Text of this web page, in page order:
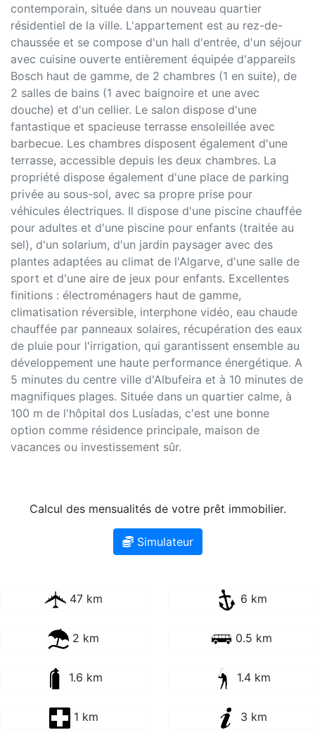
contemporain, située dans un nouveau quartier
résidentiel de la ville. L'appartement est au rez-de-
chaussée et se compose d'un hall d'entrée, d'un séjour
avec cuisine ouverte entièrement équipée d'appareils
Bosch haut de gamme, de 2 chambres (1 en suite), de
2 salles de bains (1 avec baignoire et une avec
douche) et d'un cellier. Le salon dispose d'une
fantastique et spacieuse terrasse ensoleillée avec
barbecue. Les chambres disposent également d'une
terrasse, accessible depuis les deux chambres. La
propriété dispose également d'une place de parking
privée au sous-sol, avec sa propre prise pour
véhicules électriques. Il dispose d'une piscine chauffée
pour adultes et d'une piscine pour enfants (traitée au
sel), d'un solarium, d'un jardin paysager avec des
plantes adaptées au climat de l'Algarve, d'une salle de
sport et d'une aire de jeux pour enfants. Excellentes
finitions : électroménagers haut de gamme,
climatisation réversible, interphone vidéo, eau chaude
chauffée par panneaux solaires, récupération des eaux
de pluie pour l'irrigation, qui garantissent ensemble au
développement une haute performance énergétique. A
5 minutes du centre ville d'Albufeira et à 10 minutes de
magnifiques plages. Située dans un quartier calme, à
100 m de l'hôpital dos Lusíadas, c'est une bonne
option comme résidence principale, maison de
vacances ou investissement sûr.
Calcul des mensualités de votre prêt immobilier.
Simulateur
47 km 6 km
2 km 0.5 km
1.6 km 1.4 km
1 km 3 km